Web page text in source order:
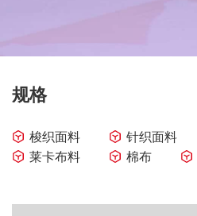
规格
梭织面料 针织面料
莱卡布料
棉布